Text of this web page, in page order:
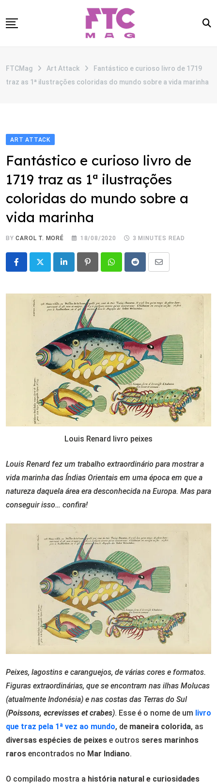
to
CATEGORIAS
FTCMag Art Attack
Fantástico e curioso livro de 1719
traz as 1ª ilustrações coloridas do mundo sobre a vida marinha
ART ATTACK
Fantástico e curioso livro de
1719 traz as 1ª ilustrações
coloridas do mundo sobre a
vida marinha
BYCAROL T. MORÉ 18/08/2020 3 MINUTES READ
LinkedIn PinterestWhatsappRedditShare
Email
Louis Renard livro peixes
Louis Renard fez um trabalho extraordinário para mostrar a
vida marinha das Índias Orientais em uma época em que a
natureza daquela área era desconhecida na Europa. Mas para
conseguir isso… confira!
Peixes, lagostins e caranguejos, de várias cores e formatos.
Figuras extraordinárias, que se encontram nas ilhas Molucas
(atualmente Indonésia) e nas costas das Terras do Sul
(Poissons, ecrevisses et crabes). Esse é o nome de um livro
que traz pela 1ª vez ao mundo, de maneira colorida, as
diversas espécies de peixes e outros seres marinhos
raros encontrados no Mar Indiano.
O compilado mostra a história natural e curiosidades